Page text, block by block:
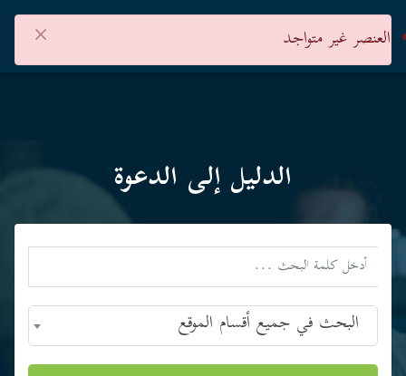
العنصر غير متواجد ×
الدليل إلى الدعوة
البحث في جميع أقسام الموقع